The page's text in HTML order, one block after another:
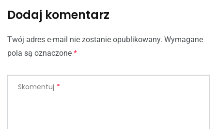
Dodaj komentarz
Twój adres e-mail nie zostanie opublikowany. Wymagane
pola są oznaczone *
Skomentuj *